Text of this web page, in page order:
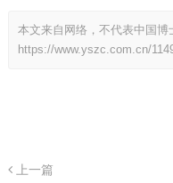
本文来自网络，不代表中国
https://www.yszc.com.cn/
上一篇